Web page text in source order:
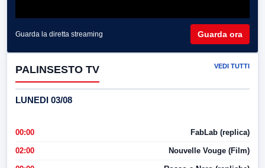
Guarda la diretta streaming Guarda ora
PALINSESTO TV VEDI TUTTI
LUNEDI 03/08
00:00 FabLab (replica)
02:00 Nouvelle Vouge (Film)